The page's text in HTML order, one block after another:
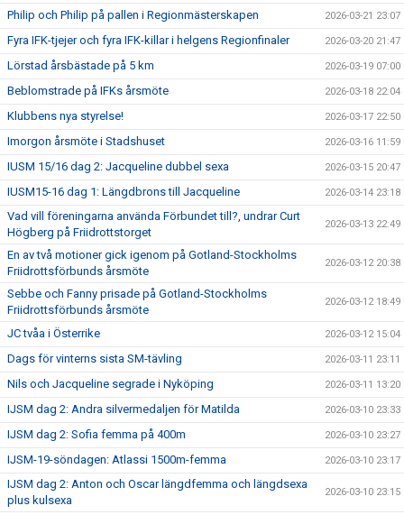
Philip och Philip på pallen i Regionmästerskapen 2026-03-21 23:07
Fyra IFK-tjejer och fyra IFK-killar i helgens Regionfinaler 2026-03-20 21:47
Lörstad årsbästade på 5 km 2026-03-19 07:00
Beblomstrade på IFKs årsmöte 2026-03-18 22:04
Klubbens nya styrelse! 2026-03-17 22:50
Imorgon årsmöte i Stadshuset 2026-03-16 11:59
IUSM 15/16 dag 2: Jacqueline dubbel sexa 2026-03-15 20:47
IUSM15-16 dag 1: Längdbrons till Jacqueline 2026-03-14 23:18
Vad vill föreningarna använda Förbundet till?, undrar Curt
Högberg på Friidrottstorget
2026-03-13 22:49
En av två motioner gick igenom på Gotland-Stockholms
Friidrottsförbunds årsmöte
2026-03-12 20:38
Sebbe och Fanny prisade på Gotland-Stockholms
Friidrottsförbunds årsmöte
2026-03-12 18:49
JC tvåa i Österrike 2026-03-12 15:04
Dags för vinterns sista SM-tävling 2026-03-11 23:11
Nils och Jacqueline segrade i Nyköping 2026-03-11 13:20
IJSM dag 2: Andra silvermedaljen för Matilda 2026-03-10 23:33
IJSM dag 2: Sofia femma på 400m 2026-03-10 23:27
IJSM-19-söndagen: Atlassi 1500m-femma 2026-03-10 23:17
IJSM dag 2: Anton och Oscar längdfemma och längdsexa
plus kulsexa
2026-03-10 23:15